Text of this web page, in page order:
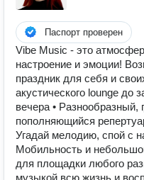
Паспорт проверен
Vibe Music - это
настроение и эмоции!
праздник для себя и
акустического lounge до
вечера • Разнообразный,
пополняющийся
Угадай мелодию, спой с
Мобильность и
для площадки любого
музыкой всю жизнь и